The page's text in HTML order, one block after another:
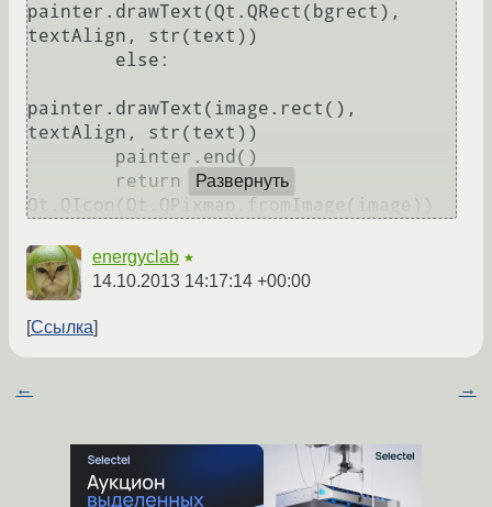
painter.drawText(Qt.QRect(bgrect),
textAlign, str(text))
painter.drawText(image.rect(),
textAlign, str(text))
Развернуть
energyclab ★
14.10.2013 14:17:14 +00:00
Ссылка
← →